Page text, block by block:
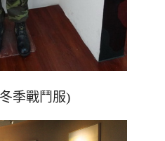
季戰鬥服)